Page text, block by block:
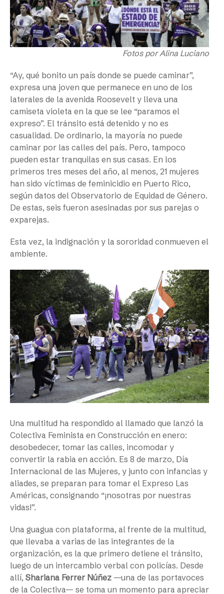
Fotos por Alina Luciano
“Ay, qué bonito un país donde se puede caminar”,
expresa una joven que permanece en uno de los
laterales de la avenida Roosevelt y lleva una
camiseta violeta en la que se lee “paramos el
expreso”. El tránsito está detenido y no es
casualidad. De ordinario, la mayoría no puede
caminar por las calles del país. Pero, tampoco
pueden estar tranquilas en sus casas. En los
primeros tres meses del año, al menos, 21 mujeres
han sido víctimas de feminicidio en Puerto Rico,
según datos del Observatorio de Equidad de Género.
De estas, seis fueron asesinadas por sus parejas o
exparejas.
Esta vez, la indignación y la sororidad conmueven el
ambiente.
Una multitud ha respondido al llamado que lanzó la
Colectiva Feminista en Construcción en enero:
desobedecer, tomar las calles, incomodar y
convertir la rabia en acción. Es 8 de marzo, Día
Internacional de las Mujeres, y junto con infancias y
aliades, se preparan para tomar el Expreso Las
Américas, consignando “¡nosotras por nuestras
vidas!”.
Una guagua con plataforma, al frente de la multitud,
que llevaba a varias de las integrantes de la
organización, es la que primero detiene el tránsito,
luego de un intercambio verbal con policías. Desde
allí, Shariana Ferrer Núñez —una de las portavoces
de la Colectiva— se toma un momento para apreciar